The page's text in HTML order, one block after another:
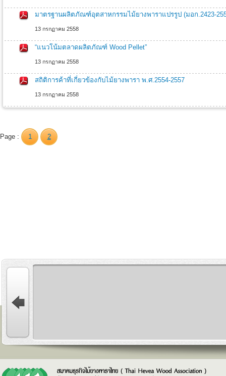
มาตรฐานผลิตภัณฑ์อุตสาหกรรมไม้ยางพาราแปรรูป (มอก.2423-
13 กรกฏาคม 2558
“แนวโน้มตลาดผลิตภัณฑ์ Wood Pellet”
13 กรกฏาคม 2558
สถิติการค้าที่เกี่ยวข้องกับไม้ยางพารา พ.ศ.2554-2557
13 กรกฏาคม 2558
Page : 1 2